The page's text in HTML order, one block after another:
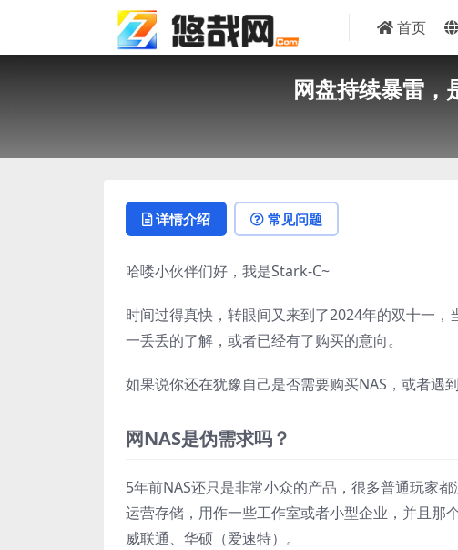
首页
网盘持续暴雷，
详情介绍 常见问题
哈喽小伙伴们好，我是Stark-C~
时间过得真快，转眼间又来到了2024年的双十一
一丢丢的了解，或者已经有了购买的意向。
如果说你还在犹豫自己是否需要购买NAS，或者遇
网NAS是伪需求吗？
5年前NAS还只是非常小众的产品，很多普通玩家
运营存储，用作一些工作室或者小型企业，并且那
威联通、华硕（爱速特）。